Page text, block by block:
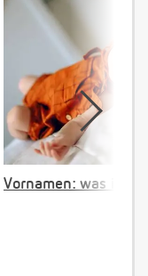
Vornamen: was ist